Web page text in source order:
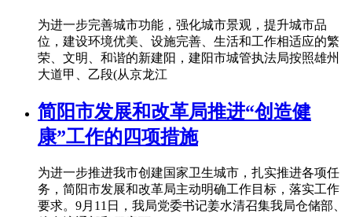
为进一步完善城市功能，强化城市景观，提升城市品
位，建设环境优美、设施完善、生活和工作相适应的繁
荣、文明、和谐的新建阳，建阳市城管执法局按照雄州
大道甲、乙段(从京龙江
简阳市发展和改革局推进“创造健
康”工作的四项措施
为进一步推进我市创建国家卫生城市，扎实推进各项任
务，简阳市发展和改革局主动明确工作目标，落实工作
要求。9月11日，我局党委书记姜水清召集我局仓储部、